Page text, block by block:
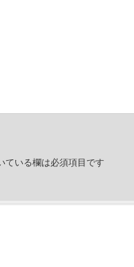
ている欄は必須項目です